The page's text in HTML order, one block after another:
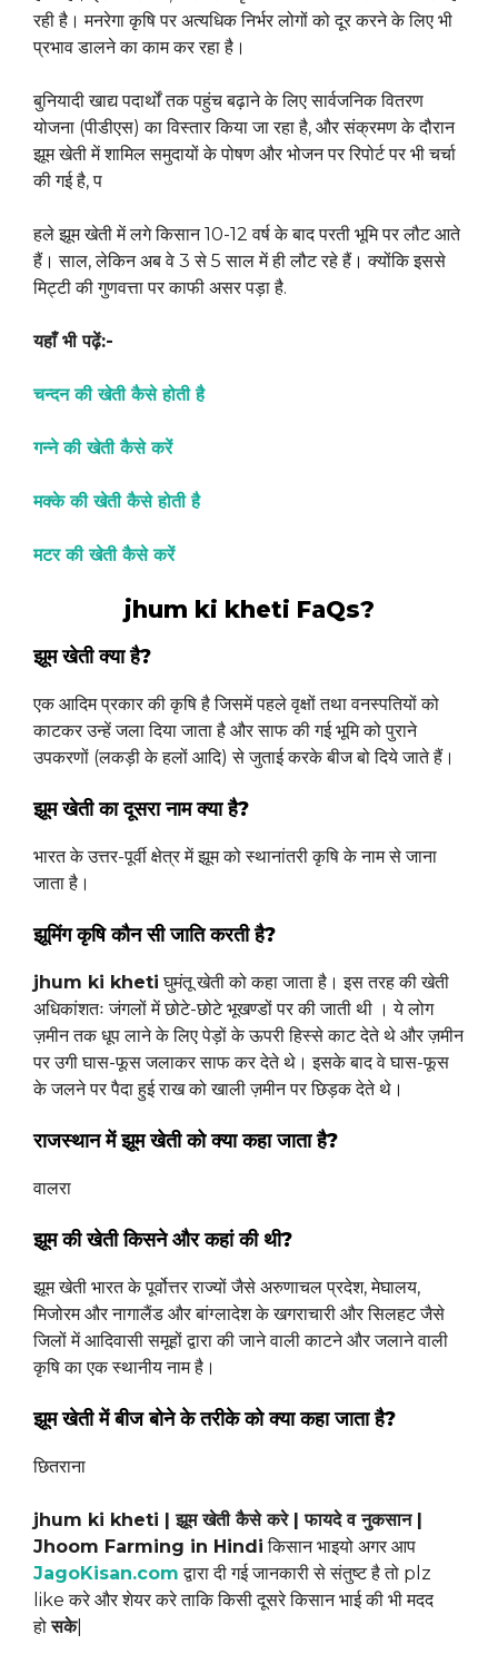
रही है। मनरेगा कृषि पर अत्यधिक निर्भर लोगों को दूर करने के लिए भी
प्रभाव डालने का काम कर रहा है।
बुनियादी खाद्य पदार्थों तक पहुंच बढ़ाने के लिए सार्वजनिक वितरण
योजना (पीडीएस) का विस्तार किया जा रहा है, और संक्रमण के दौरान
झूम खेती में शामिल समुदायों के पोषण और भोजन पर रिपोर्ट पर भी चर्चा
की गई है, प
हले झूम खेती में लगे किसान 10-12 वर्ष के बाद परती भूमि पर लौट आते
हैं। साल, लेकिन अब वे 3 से 5 साल में ही लौट रहे हैं। क्योंकि इससे
मिट्टी की गुणवत्ता पर काफी असर पड़ा है.
यहाँ भी पढ़ें:-
चन्दन की खेती कैसे होती है
गन्ने की खेती कैसे करें
मक्के की खेती कैसे होती है
मटर की खेती कैसे करें
jhum ki kheti FaQs?
झूम खेती क्या है?
एक आदिम प्रकार की कृषि है जिसमें पहले वृक्षों तथा वनस्पतियों को
काटकर उन्हें जला दिया जाता है और साफ की गई भूमि को पुराने
उपकरणों (लकड़ी के हलों आदि) से जुताई करके बीज बो दिये जाते हैं।
झूम खेती का दूसरा नाम क्या है?
भारत के उत्तर-पूर्वी क्षेत्र में झूम को स्थानांतरी कृषि के नाम से जाना
जाता है।
झूमिंग कृषि कौन सी जाति करती है?
jhum ki kheti घुमंतू खेती को कहा जाता है। इस तरह की खेती
अधिकांशतः जंगलों में छोटे-छोटे भूखण्डों पर की जाती थी । ये लोग
ज़मीन तक धूप लाने के लिए पेड़ों के ऊपरी हिस्से काट देते थे और ज़मीन
पर उगी घास-फूस जलाकर साफ कर देते थे। इसके बाद वे घास-फूस
के जलने पर पैदा हुई राख को खाली ज़मीन पर छिड़क देते थे।
राजस्थान में झूम खेती को क्या कहा जाता है?
वालरा
झूम की खेती किसने और कहां की थी?
झूम खेती भारत के पूर्वोत्तर राज्यों जैसे अरुणाचल प्रदेश, मेघालय,
मिजोरम और नागालैंड और बांग्लादेश के खगराचारी और सिलहट जैसे
जिलों में आदिवासी समूहों द्वारा की जाने वाली काटने और जलाने वाली
कृषि का एक स्थानीय नाम है।
झूम खेती में बीज बोने के तरीके को क्या कहा जाता है?
छितराना
jhum ki kheti | झूम खेती कैसे करे | फायदे व नुकसान |
Jhoom Farming in Hindi किसान भाइयो अगर आप
JagoKisan.com द्वारा दी गई जानकारी से संतुष्ट है तो plz
like करे और शेयर करे ताकि किसी दूसरे किसान भाई की भी मदद
होसके|